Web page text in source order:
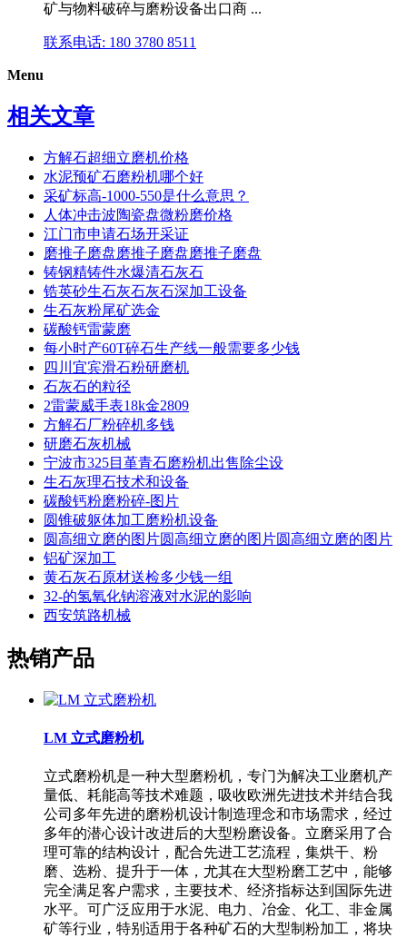
矿与物料破碎与磨粉设备出口商 ...
联系电话: 180 3780 8511
Menu
相关文章
方解石超细立磨机价格
水泥预矿石磨粉机哪个好
采矿标高-1000-550是什么意思？
人体冲击波陶瓷盘微粉磨价格
江门市申请石场开采证
磨推子磨盘磨推子磨盘磨推子磨盘
铸钢精铸件水爆清石灰石
锆英砂生石灰石灰石深加工设备
生石灰粉尾矿选金
碳酸钙雷蒙磨
每小时产60T碎石生产线一般需要多少钱
四川宜宾滑石粉研磨机
石灰石的粒径
2雷蒙威手表18k金2809
方解石厂粉碎机多钱
研磨石灰机械
宁波市325目堇青石磨粉机出售除尘设
生石灰理石技术和设备
碳酸钙粉磨粉碎-图片
圆锥破躯体加工磨粉机设备
圆高细立磨的图片圆高细立磨的图片圆高细立磨的图片
铝矿深加工
黄石灰石原材送检多少钱一组
32-的氢氧化钠溶液对水泥的影响
西安筑路机械
热销产品
LM 立式磨粉机
立式磨粉机是一种大型磨粉机，专门为解决工业磨机产
量低、耗能高等技术难题，吸收欧洲先进技术并结合我
公司多年先进的磨粉机设计制造理念和市场需求，经过
多年的潜心设计改进后的大型粉磨设备。立磨采用了合
理可靠的结构设计，配合先进工艺流程，集烘干、粉
磨、选粉、提升于一体，尤其在大型粉磨工艺中，能够
完全满足客户需求，主要技术、经济指标达到国际先进
水平。可广泛应用于水泥、电力、冶金、化工、非金属
矿等行业，特别适用于各种矿石的大型制粉加工，将块